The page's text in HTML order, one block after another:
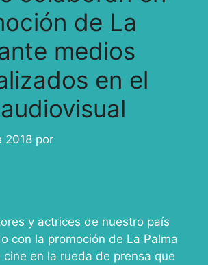
de La
medios
en el
2018 por
y actrices de nuestro país
con la promoción de La Palma
en la rueda de prensa que